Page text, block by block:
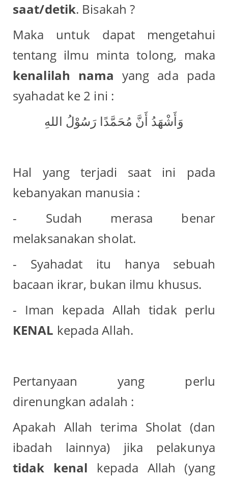
saat/detik. Bisakah ?
Maka untuk dapat mengetahui
tentang ilmu minta tolong, maka
kenalilah nama yang ada pada
syahadat ke 2 ini :
وَأَشْهَدُ أَنَّ مُحَمَّدًا رَسُوْلُ اللهِ
Hal yang terjadi saat ini pada
kebanyakan manusia :
- Sudah merasa benar
melaksanakan sholat.
- Syahadat itu hanya sebuah
bacaan ikrar, bukan ilmu khusus.
- Iman kepada Allah tidak perlu
KENAL kepada Allah.
Pertanyaan yang perlu
direnungkan adalah :
Apakah Allah terima Sholat (dan
ibadah lainnya) jika pelakunya
tidak kenal kepada Allah (yang